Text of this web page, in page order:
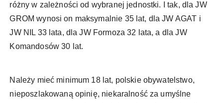
różny w zależności od wybranej jednostki. I tak, dla JW
GROM wynosi on maksymalnie 35 lat, dla JW AGAT i
JW NIL 33 lata, dla JW Formoza 32 lata, a dla JW
Komandosów 30 lat.
Należy mieć minimum 18 lat, polskie obywatelstwo,
nieposzlakowaną opinię, niekaralność za umyślne